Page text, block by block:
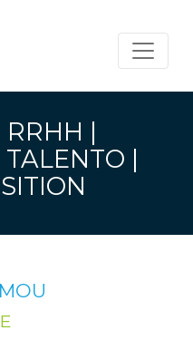
RRHH |
|